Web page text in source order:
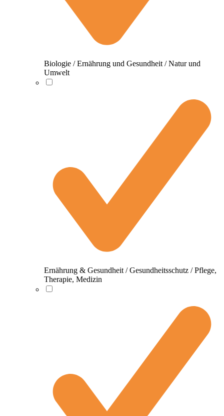
Biologie / Ernährung und Gesundheit / Natur und
Umwelt
Ernährung & Gesundheit / Gesundheitsschutz / Pflege,
Therapie, Medizin